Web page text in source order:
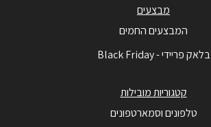
מבצעים
המבצעים החמים
בלאק פריידי - Black Friday
קטגוריות מובילות
טלפונים וסמארטפונים